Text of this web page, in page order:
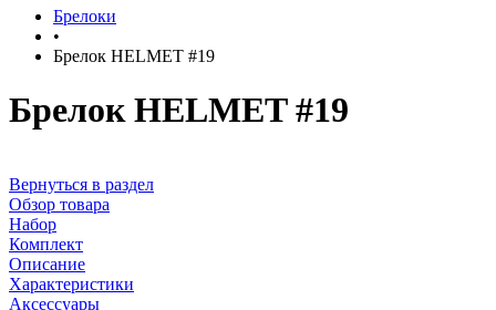
Брелоки
•
Брелок HELMET #19
Брелок HELMET #19
Вернуться в раздел
Обзор товара
Набор
Комплект
Описание
Характеристики
Аксессуары